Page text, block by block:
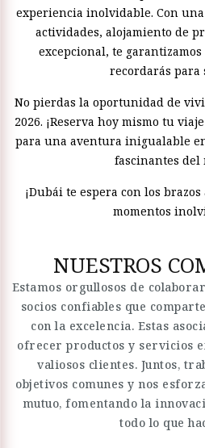
experiencia inolvidable. Con
actividades, alojamiento de
excepcional, te
recordarás para
No pierdas la oportunidad de
2026. ¡Reserva hoy mismo tu
para una aventura inigualable
fascinantes del
¡Dubái te espera con los
momentos
NUESTROS
Estamos orgullosos de
socios confiables que
con la excelencia. Estas
ofrecer productos y servicios
valiosos clientes. Juntos,
objetivos comunes y nos
mutuo, fomentando la
todo lo que